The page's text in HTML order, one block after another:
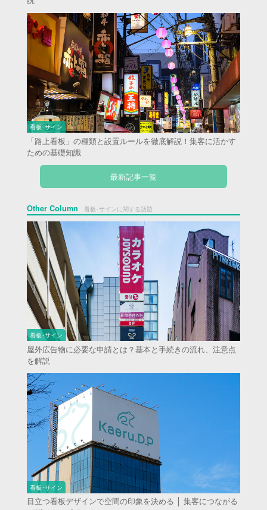
看板･サイン
「路上看板」の種類と設置ルールを徹底解説！集客に活かす
ための基礎知識
最新記事一覧
Other Column 看板･サインに関する話題
看板･サイン
屋外広告物に必要な申請とは？基本と手続きの流れ、注意点
を解説
看板･サイン
目立つ看板デザインで空間の印象を決める │ 集客につながる